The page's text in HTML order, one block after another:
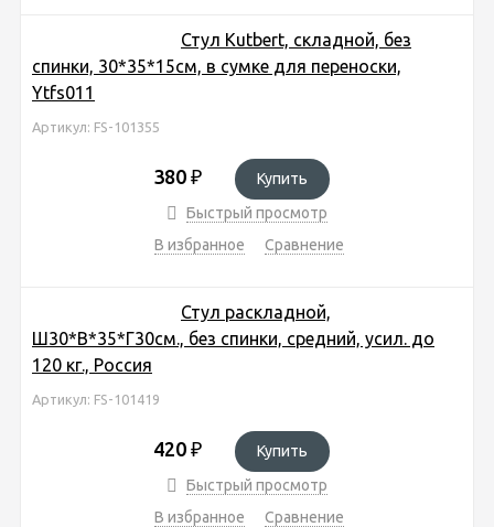
Стул Kutbert, складной, без
спинки, 30*35*15см, в сумке для переноски,
Ytfs011
Артикул: FS-101355
380 ₽
Купить
Быстрый просмотр
В избранное
Сравнение
Стул раскладной,
Ш30*В*35*Г30см., без спинки, средний, усил. до
120 кг., Россия
Артикул: FS-101419
420 ₽
Купить
Быстрый просмотр
В избранное
Сравнение